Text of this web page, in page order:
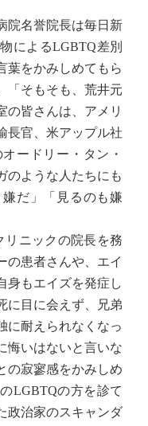
院名誉院長は毎日新
によるLGBTQ差別
葉をかみしめてもら
「そもそも、荒井元
の皆さんは、アメリ
長官、米アップル社
ードリー・タン・
のような人たちにも
嫌だ」「見るのも嫌
ニックの院長を務
の患者さんや、エイ
身もエイズを発症し
に目に会えず、兄弟
に耐えられなくなっ
悔いはないと言いな
の寂寥感をかみしめ
LGBTQの方を診て
政治家のスキャンダ